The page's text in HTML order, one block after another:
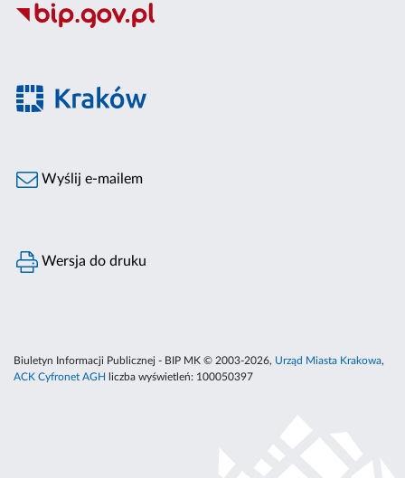
Wyślij e-mailem
Wersja do druku
Biuletyn Informacji Publicznej - BIP MK © 2003-2026, Urząd Miasta Krakowa,
ACK Cyfronet AGH
liczba wyświetleń: 100050397